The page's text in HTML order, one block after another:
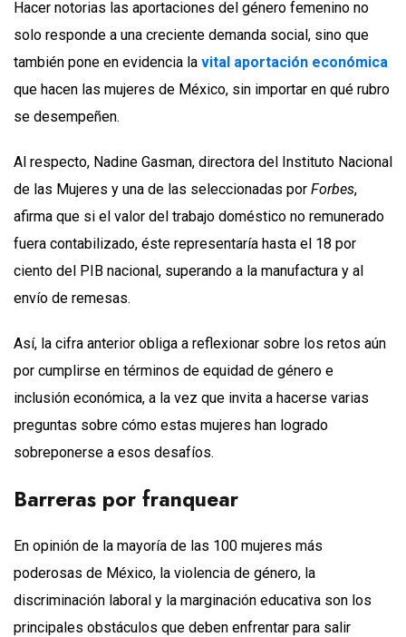
Hacer notorias las aportaciones del género femenino no
solo responde a una creciente demanda social, sino que
también pone en evidencia la vital aportación económica
que hacen las mujeres de México, sin importar en qué rubro
se desempeñen.
Al respecto, Nadine Gasman, directora del Instituto Nacional
de las Mujeres y una de las seleccionadas por Forbes,
afirma que si el valor del trabajo doméstico no remunerado
fuera contabilizado, éste representaría hasta el 18 por
ciento del PIB nacional, superando a la manufactura y al
envío de remesas.
Así, la cifra anterior obliga a reflexionar sobre los retos aún
por cumplirse en términos de equidad de género e
inclusión económica, a la vez que invita a hacerse varias
preguntas sobre cómo estas mujeres han logrado
sobreponerse a esos desafíos.
Barreras por franquear
En opinión de la mayoría de las 100 mujeres más
poderosas de México, la violencia de género, la
discriminación laboral y la marginación educativa son los
principales obstáculos que deben enfrentar para salir